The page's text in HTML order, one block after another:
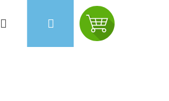
PřihlášeníNákupní